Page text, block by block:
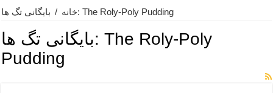
خانه / بایگانی تگ ها: The Roly-Poly Pudding
بایگانی تگ ها:The Roly-Poly
Pudding